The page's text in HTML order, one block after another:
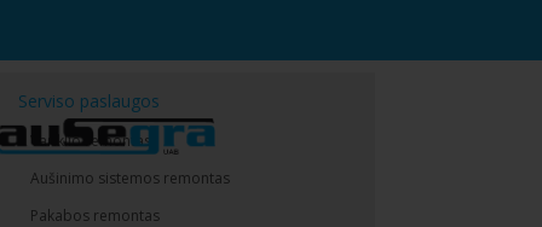
Serviso paslaugos
Variklio remontas
Aušinimo sistemos remontas
Pakabos remontas